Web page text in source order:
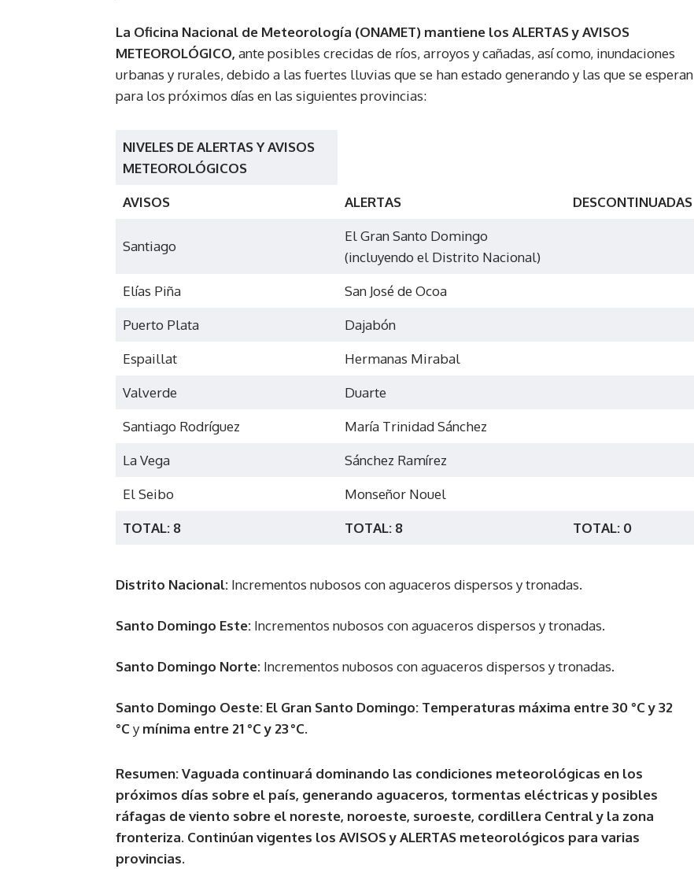
La Oficina Nacional de Meteorología (ONAMET) mantiene los ALERTAS y AVISOS
METEOROLÓGICO, ante posibles crecidas de ríos, arroyos y cañadas, así como, inundaciones
urbanas y rurales, debido a las fuertes lluvias que se han estado generando y las que se esperan
para los próximos días en las siguientes provincias:
NIVELES DE ALERTAS Y AVISOS
METEOROLÓGICOS
AVISOS ALERTAS DESCONTINUADAS
Santiago
El Gran Santo Domingo
(incluyendo el Distrito Nacional)
Elías Piña San José de Ocoa
Puerto Plata Dajabón
Espaillat Hermanas Mirabal
Valverde Duarte
Santiago Rodríguez María Trinidad Sánchez
La Vega Sánchez Ramírez
El Seibo Monseñor Nouel
TOTAL: 8 TOTAL: 8 TOTAL: 0
Distrito Nacional: Incrementos nubosos con aguaceros dispersos y tronadas.
Santo Domingo Este: Incrementos nubosos con aguaceros dispersos y tronadas.
Santo Domingo Norte: Incrementos nubosos con aguaceros dispersos y tronadas.
Santo Domingo Oeste: El Gran Santo Domingo: Temperaturas máxima entre30 °C y 32
°C y mínima entre 21 °C y 23 °C.
Resumen: Vaguada continuará dominando las condiciones meteorológicas en los
próximos días sobre el país, generando aguaceros, tormentas eléctricas y posibles
ráfagas de viento sobre el noreste, noroeste, suroeste, cordillera Central y la zona
fronteriza. Continúan vigentes los AVISOS y ALERTAS meteorológicos para varias
provincias.